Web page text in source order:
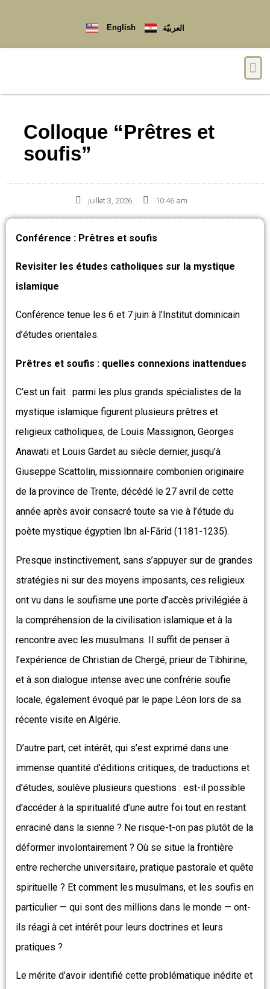
English العربيّة
Colloque “Prêtres et
soufis”
juillet 3, 2026 10:46 am
Conférence : Prêtres et soufis
Revisiter les études catholiques sur la mystique
islamique
Conférence tenue les 6 et 7 juin à l’Institut dominicain
d’études orientales.
Prêtres et soufis : quelles connexions inattendues
C’est un fait : parmi les plus grands spécialistes de la
mystique islamique figurent plusieurs prêtres et
religieux catholiques, de Louis Massignon, Georges
Anawati et Louis Gardet au siècle dernier, jusqu’à
Giuseppe Scattolin, missionnaire combonien originaire
de la province de Trente, décédé le 27 avril de cette
année après avoir consacré toute sa vie à l’étude du
poète mystique égyptien Ibn al-Fārid (1181-1235).
Presque instinctivement, sans s’appuyer sur de grandes
stratégies ni sur des moyens imposants, ces religieux
ont vu dans le soufisme une porte d’accès privilégiée à
la compréhension de la civilisation islamique et à la
rencontre avec les musulmans. Il suffit de penser à
l’expérience de Christian de Chergé, prieur de Tibhirine,
et à son dialogue intense avec une confrérie soufie
locale, également évoqué par le pape Léon lors de sa
récente visite en Algérie.
D’autre part, cet intérêt, qui s’est exprimé dans une
immense quantité d’éditions critiques, de traductions et
d’études, soulève plusieurs questions : est-il possible
d’accéder à la spiritualité d’une autre foi tout en restant
enraciné dans la sienne ? Ne risque-t-on pas plutôt de la
déformer involontairement ? Où se situe la frontière
entre recherche universitaire, pratique pastorale et quête
spirituelle ? Et comment les musulmans, et les soufis en
particulier — qui sont des millions dans le monde — ont-
ils réagi à cet intérêt pour leurs doctrines et leurs
pratiques ?
Le mérite d’avoir identifié cette problématique inédite et